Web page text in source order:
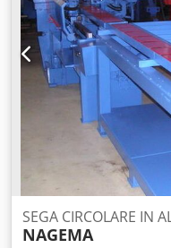
SEGA CIRCOLARE IN
NAGEMA